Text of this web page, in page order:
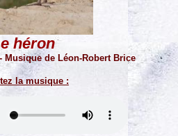
héron
Musique de Léon-Robert Brice
la musique :